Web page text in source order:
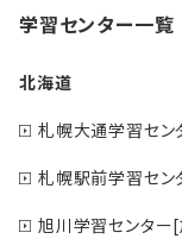
学習センター一覧
北海道
札幌大通学習セ
札幌駅前学習セ
旭川学習センター